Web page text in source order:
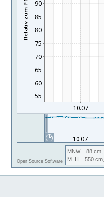
Open Source Software
MNW= 88 cm,
M_III = 550 cm,